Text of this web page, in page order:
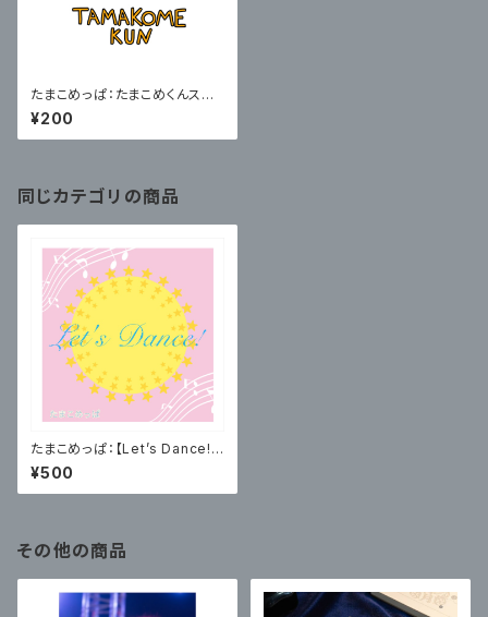
たまこめっぱ：たまこめくんステ
ッカー2枚セット
¥200
同じカテゴリの商品
たまこめっぱ：【Let’s Dance!】
MV見れちゃう！？ポストカード
¥500
その他の商品